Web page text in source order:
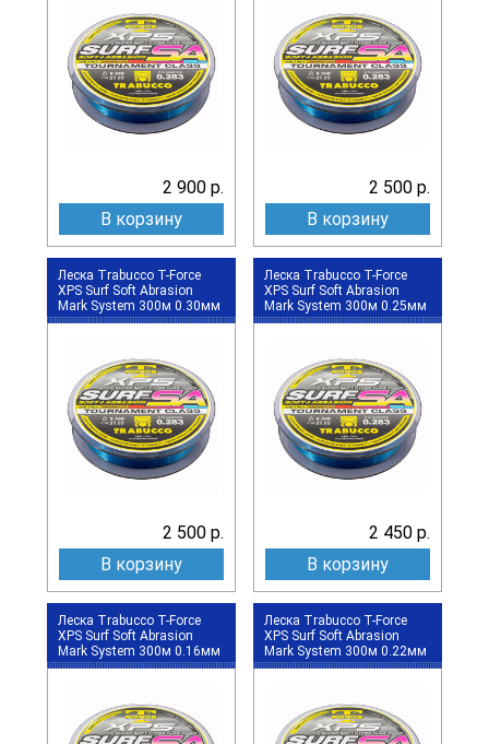
2 900 р.
В корзину
2 500 р.
В корзину
Леска Trabucco T-Force
XPS Surf Soft Abrasion
Mark System 300м 0.30мм
2 500 р.
В корзину
Леска Trabucco T-Force
XPS Surf Soft Abrasion
Mark System 300м 0.25мм
2 450 р.
В корзину
Леска Trabucco T-Force
XPS Surf Soft Abrasion
Mark System 300м 0.16мм
Леска Trabucco T-Force
XPS Surf Soft Abrasion
Mark System 300м 0.22мм